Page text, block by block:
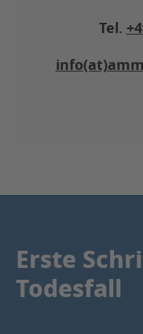
Tel.
Erste
Todesfall